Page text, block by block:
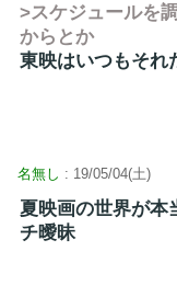
>スケジュールを
からとか
東映はいつもそれ
名無し : 19/05/04(土)
夏映画の世界が本
チ曖昧